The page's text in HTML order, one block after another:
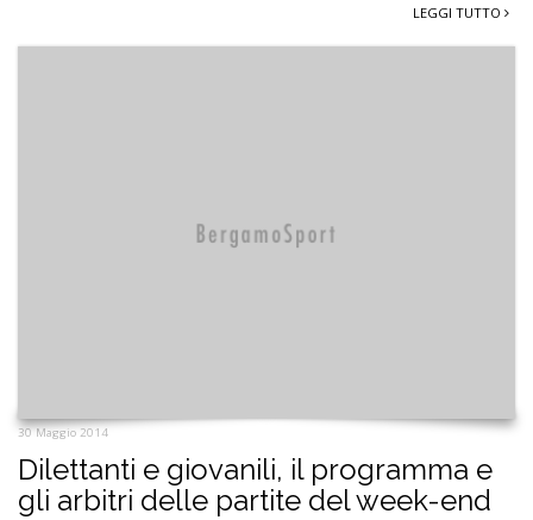
LEGGI TUTTO
30 Maggio 2014
Dilettanti e giovanili, il programma e
gli arbitri delle partite del week-end